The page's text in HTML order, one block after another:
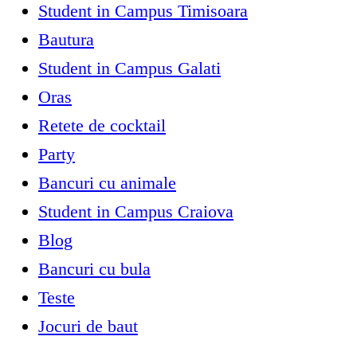
Student in Campus Timisoara
Bautura
Student in Campus Galati
Oras
Retete de cocktail
Party
Bancuri cu animale
Student in Campus Craiova
Blog
Bancuri cu bula
Teste
Jocuri de baut